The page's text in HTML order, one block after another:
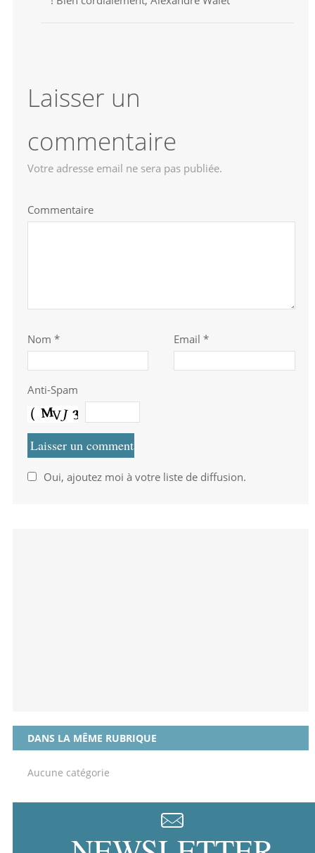
Laisser un
commentaire
Votre adresse email ne sera pas publiée.
Commentaire
Nom * Email *
Anti-Spam
Oui, ajoutez moi à votre liste de diffusion.
DANS LA MÊME RUBRIQUE
Aucune catégorie